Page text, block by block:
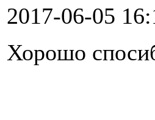
2017-06-05
Хорошо